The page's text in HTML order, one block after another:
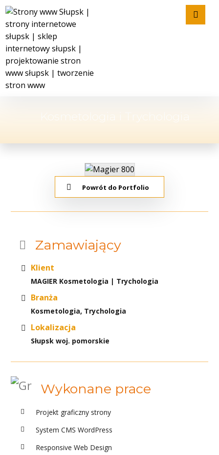
Powrót do Portfolio
Zamawiający
Klient
MAGIER Kosmetologia | Trychologia
Branża
Kosmetologia, Trychologia
Lokalizacja
Słupsk woj. pomorskie
Wykonane prace
Projekt graficzny strony
System CMS WordPress
Responsive Web Design